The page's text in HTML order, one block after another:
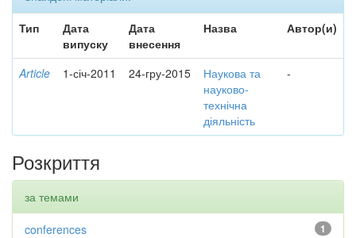
Тип
Дата
випуску
Дата
внесення
Назва Автор(и)
Article 1-січ-2011 24-гру-2015
Наукова та
науково-
технічна
діяльність
-
Розкриття
за темами
1
conferences